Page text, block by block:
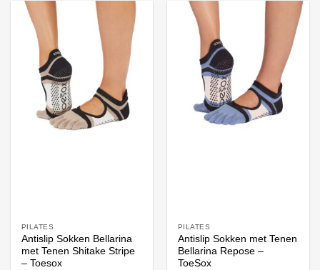
product
heeft
meerdere
variaties.
Deze
optie
gekozen
worden
product
heeft
meerdere
variaties.
Deze
gekozen
PILATES
Antislip Sokken Bellarina
met Tenen Shitake Stripe
– Toesox
PILATES
Antislip Sokken met Tenen
Bellarina Repose –
ToeSox